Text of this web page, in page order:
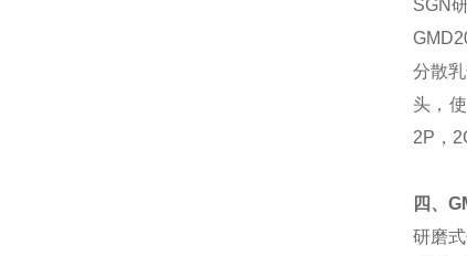
SGN
分散
头，
2P，
四、
研磨